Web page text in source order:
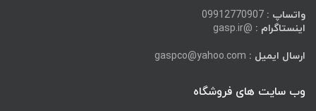
واتساپ : 09912770907
اینستاگرام : @gasp.ir
ارسال ایمیل : gaspco@yahoo.com
وب سایت های فروشگاه